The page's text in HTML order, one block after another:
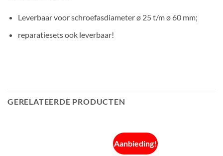
Leverbaar voor schroefasdiameter ø 25 t/m ø 60 mm;
reparatiesets ook leverbaar!
GERELATEERDE PRODUCTEN
Aanbieding!